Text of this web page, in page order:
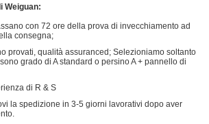
Weiguan:
con 72 ore della prova di invecchiamento ad
consegna;
provati, qualità assuranced; Selezioniamo soltanto
grado di A standard o persino A + pannello di
di R & S
la spedizione in 3-5 giorni lavorativi dopo aver